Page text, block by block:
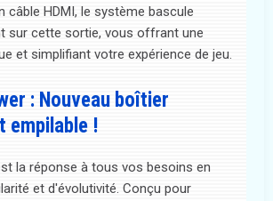
câble HDMI, le système bascule
sur cette sortie, vous offrant une
et simplifiant votre expérience de jeu.
: Nouveau boîtier
empilable !
la réponse à tous vos besoins en
et d'évolutivité. Conçu pour